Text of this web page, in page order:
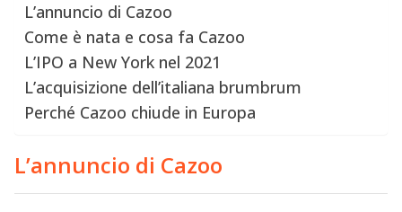
L’annuncio di Cazoo
Come è nata e cosa fa Cazoo
L’IPO a New York nel 2021
L’acquisizione dell’italiana brumbrum
Perché Cazoo chiude in Europa
L’annuncio di Cazoo